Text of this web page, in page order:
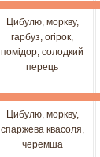
Цибулю, моркву,
гарбуз, огірок,
помідор, солодкий
перець
Цибулю, моркву,
спаржева квасоля,
черемша